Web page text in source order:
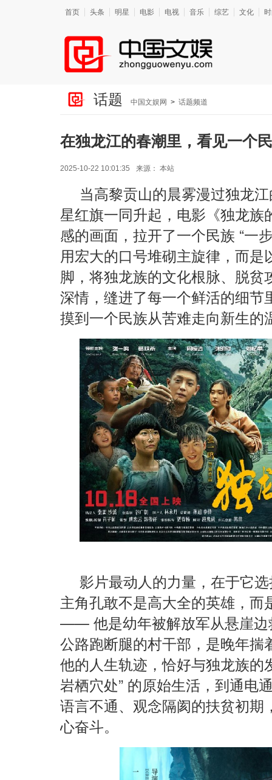
首页 头条 明星 电影 电视 音乐 综艺 文化
话题 中国文娱网 > 话题频道
在独龙江的春潮里，看见一个
2025-10-22 10:01:35 来源： 本站
当高黎贡山的晨雾漫过独龙
星红旗一同升起，电影《独龙
感的画面，拉开了一个民族 “一
用宏大的口号堆砌主旋律，而
脚，将独龙族的文化根脉、脱
深情，缝进了每一个鲜活的细
摸到一个民族从苦难走向新生的
影片最动人的力量，在于它
主角孔敢不是高大全的英雄，
—— 他是幼年被解放军从悬崖边
公路跑断腿的村干部，是晚年
他的人生轨迹，恰好与独龙族的
岩栖穴处” 的原始生活，到通电
语言不通、观念隔阂的扶贫初
心奋斗。